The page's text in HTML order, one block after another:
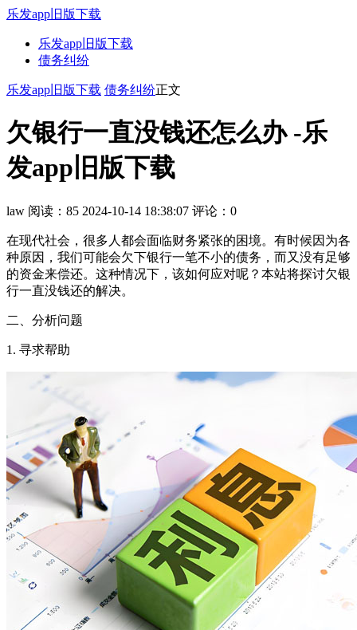
乐发app旧版下载
乐发app旧版下载
债务纠纷
乐发app旧版下载 债务纠纷正文
欠银行一直没钱还怎么办 -乐
发app旧版下载
law 阅读：85 2024-10-14 18:38:07 评论：0
在现代社会，很多人都会面临财务紧张的困境。有时候因为各
种原因，我们可能会欠下银行一笔不小的债务，而又没有足够
的资金来偿还。这种情况下，该如何应对呢？本站将探讨欠银
行一直没钱还的解决。
二、分析问题
1. 寻求帮助